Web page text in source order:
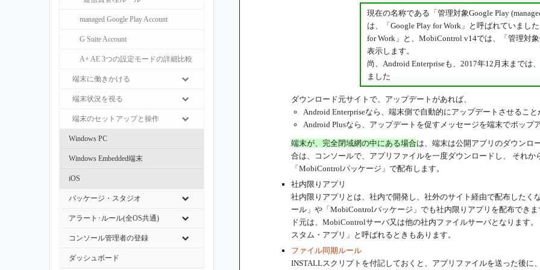
managed Google Play Account
G Suite Account
A+ AE 3つの設定モードの詳細比較
端末に働きかける
端末状況を視る
端末のセットアップと操作
Windows PC
Windows Embedded端末
iOS
パッケージ・スタジオ
アラート･ルール(全OS共通)
コンソール管理者の登録
ダッシュボード
現在の名称である「管理対象Google Play
は、「Google Play for Work」と呼ばれていまし
for Work」と、MobiControl v14では、「管理対象
表示します。
尚、Android Enterpriseも、2017年12月末までは
ました
ダウンロード元サイトで、アップデートがあれば、
Android Enterpriseなら、端末側で自動的にアップデートさせるこ
Android Plusなら、アップデートを促すメッセージを端末でポップ
端末が、完全閉域網の中にある場合は、端末は公開アプリのダウンロ
合は、コンソールで、アプリファイルを一度ダウンロードし、 それ
「MobiControlパッケージ」で配布します。
社内限りアプリ
社内限りアプリとは、社内で開発し、社外のサイト経由で配布したく
ール」や「MobiControlパッケージ」でも社内限りアプリを配布でき
ド元は、MobiControlサーバ又は他の社内ファイルサーバとなります
スタム・アプリ」と呼ばれるときもあります。
ファイル同期ルール
INSTALLスクリプトを付記しておくと、アプリファイルを送った後に